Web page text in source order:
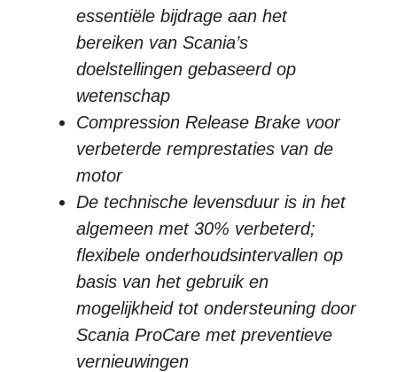
essentiële bijdrage aan het
bereiken van Scania’s
doelstellingen gebaseerd op
wetenschap
Compression Release Brake voor
verbeterde remprestaties van de
motor
De technische levensduur is in het
algemeen met 30% verbeterd;
flexibele onderhoudsintervallen op
basis van het gebruik en
mogelijkheid tot ondersteuning door
Scania ProCare met preventieve
vernieuwingen